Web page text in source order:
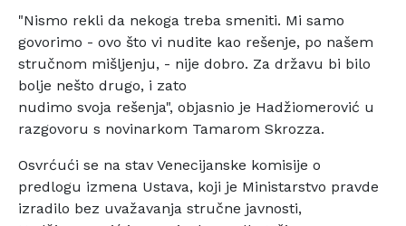
"Nismo rekli da nekoga treba smeniti. Mi samo
govorimo - ovo što vi nudite kao rešenje, po našem
stručnom mišljenju, - nije dobro. Za državu bi bilo
bolje nešto drugo, i zato
nudimo svoja rešenja", objasnio je Hadžiomerović u
razgovoru s novinarkom Tamarom Skrozza.
Osvrćući se na stav Venecijanske komisije o
predlogu izmena Ustava, koji je Ministarstvo pravde
izradilo bez uvažavanja stručne javnosti,